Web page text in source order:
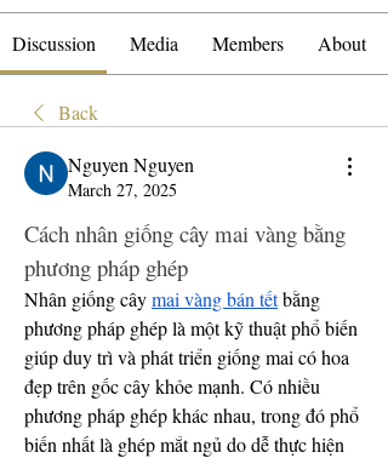
Discussion Media Members About
Back
Nguyen Nguyen
March 27, 2025
Cách nhân giống cây mai vàng bằng
phương pháp ghép
Nhân giống cây mai vàng bán tết bằng
phương pháp ghép là một kỹ thuật phổ biến
giúp duy trì và phát triển giống mai có hoa
đẹp trên gốc cây khỏe mạnh. Có nhiều
phương pháp ghép khác nhau, trong đó phổ
biến nhất là ghép mắt ngủ do dễ thực hiện